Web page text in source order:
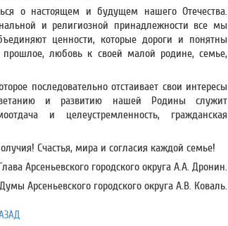
о настоящем и будущем нашего Отечества.
и религиозной принадлежности все мы
ценности, которые дороги и понятны
прошлое, любовь к своей малой родине, семье,
последовательно отстаивает свои интересы
и развитию нашей Родины служит
и целеустремленность, гражданская
Счастья, мира и согласия каждой семье!
Арсеньевского городского округа А.А. Дронин.
Арсеньевского городского округа А.В. Коваль.